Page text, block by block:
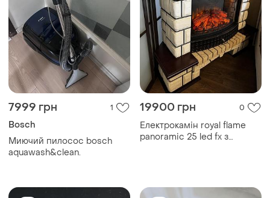
7999 грн 1
Bosch
Миючий пилосос bosch
aquawash&clean.
19900 грн 0
Електрокамін royal flame
panoramic 25 led fx з